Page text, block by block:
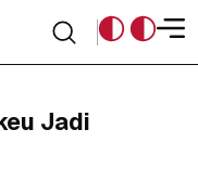
Jadi